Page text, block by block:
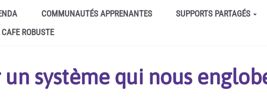
COMMUNAUTÉS APPRENANTES
SUPPORTS PARTAGÉS
CAFE ROBUSTE
système qui nous